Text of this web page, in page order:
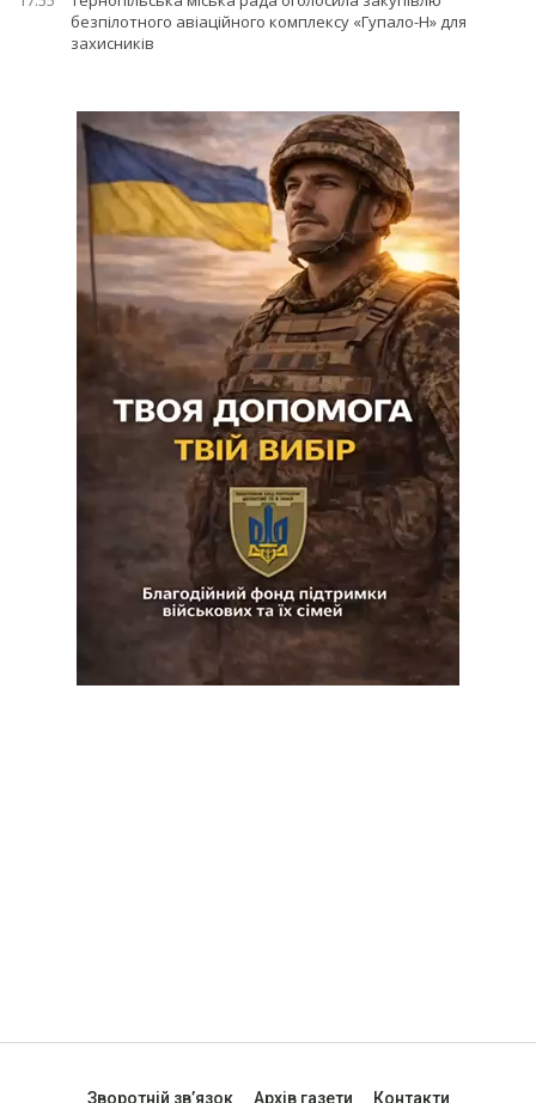
безпілотного авіаційного комплексу «Гупало-Н» для
захисників
Зворотній зв’язок Архів газети Контакти